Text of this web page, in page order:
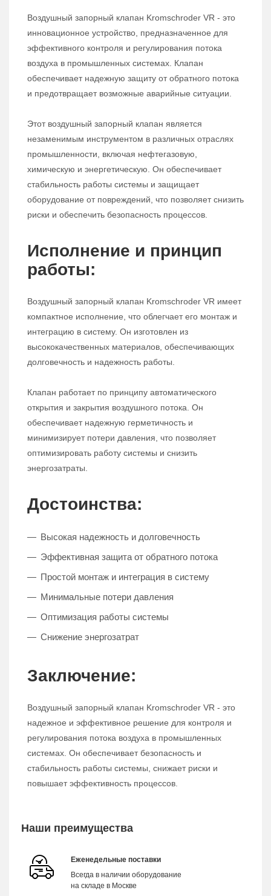
Воздушный запорный клапан Kromschroder VR - это
инновационное устройство, предназначенное для
эффективного контроля и регулирования потока
воздуха в промышленных системах. Клапан
обеспечивает надежную защиту от обратного потока
и предотвращает возможные аварийные ситуации.
Этот воздушный запорный клапан является
незаменимым инструментом в различных отраслях
промышленности, включая нефтегазовую,
химическую и энергетическую. Он обеспечивает
стабильность работы системы и защищает
оборудование от повреждений, что позволяет снизить
риски и обеспечить безопасность процессов.
Исполнение и принцип
работы:
Воздушный запорный клапан Kromschroder VR имеет
компактное исполнение, что облегчает его монтаж и
интеграцию в систему. Он изготовлен из
высококачественных материалов, обеспечивающих
долговечность и надежность работы.
Клапан работает по принципу автоматического
открытия и закрытия воздушного потока. Он
обеспечивает надежную герметичность и
минимизирует потери давления, что позволяет
оптимизировать работу системы и снизить
энергозатраты.
Достоинства:
Высокая надежность и долговечность
Эффективная защита от обратного потока
Простой монтаж и интеграция в систему
Минимальные потери давления
Оптимизация работы системы
Снижение энергозатрат
Заключение:
Воздушный запорный клапан Kromschroder VR - это
надежное и эффективное решение для контроля и
регулирования потока воздуха в промышленных
системах. Он обеспечивает безопасность и
стабильность работы системы, снижает риски и
повышает эффективность процессов.
Наши преимущества
Еженедельные поставки
Всегда в наличии оборудование
на складе в Москве